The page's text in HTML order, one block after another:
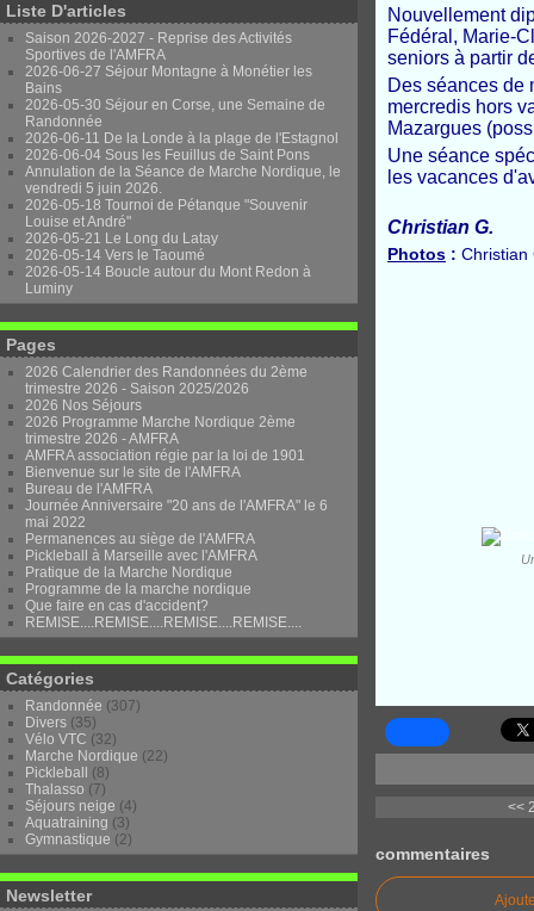
Liste D'articles
Saison 2026-2027 - Reprise des Activités
Sportives de l'AMFRA
2026-06-27 Séjour Montagne à Monétier les
Bains
2026-05-30 Séjour en Corse, une Semaine de
Randonnée
2026-06-11 De la Londe à la plage de l'Estagnol
2026-06-04 Sous les Feuillus de Saint Pons
Annulation de la Séance de Marche Nordique, le
vendredi 5 juin 2026.
2026-05-18 Tournoi de Pétanque "Souvenir
Louise et André"
2026-05-21 Le Long du Latay
2026-05-14 Vers le Taoumé
2026-05-14 Boucle autour du Mont Redon à
Luminy
Pages
2026 Calendrier des Randonnées du 2ème
trimestre 2026 - Saison 2025/2026
2026 Nos Séjours
2026 Programme Marche Nordique 2ème
trimestre 2026 - AMFRA
AMFRA association régie par la loi de 1901
Bienvenue sur le site de l'AMFRA
Bureau de l'AMFRA
Journée Anniversaire "20 ans de l'AMFRA" le 6
mai 2022
Permanences au siège de l'AMFRA
Pickleball à Marseille avec l'AMFRA
Pratique de la Marche Nordique
Programme de la marche nordique
Que faire en cas d'accident?
REMISE....REMISE....REMISE....REMISE....
Catégories
Randonnée (307)
Divers (35)
Vélo VTC (32)
Marche Nordique (22)
Pickleball
(8)
Thalasso (7)
Séjours neige (4)
Aquatraining (3)
Gymnastique (2)
Newsletter
Nouvellement
Fédéral, Marie-
seniors à partir
Des séances de
mercredis hors
Mazargues
Une séance
les vacances
Christian G.
Photos : Christian
<<
commentaires